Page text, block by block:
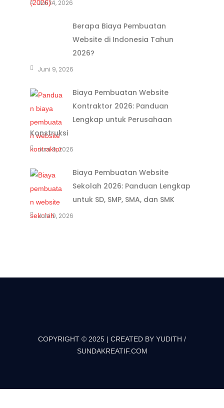
Juli 14, 2026
Berapa Biaya Pembuatan
Website di Indonesia Tahun
2026?
Juni 9, 2026
Biaya Pembuatan Website
Kontraktor 2026: Panduan
Lengkap untuk Perusahaan
Konstruksi
Juni 9, 2026
Biaya Pembuatan Website
Sekolah 2026: Panduan Lengkap
untuk SD, SMP, SMA, dan SMK
Juni 9, 2026
COPYRIGHT © 2025 | CREATED BY YUDITH /
SUNDAKREATIF.COM